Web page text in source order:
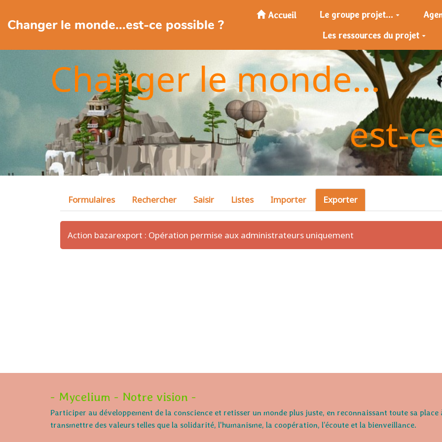
Changer le monde...est-ce possible ?
Accueil Le groupe projet...
Les ressources du projet
Changer le monde...
est-
Formulaires Rechercher Saisir Listes Importer Exporter
Action bazarexport : Opération permise aux administrateurs uniquement
- Mycelium - Notre vision -
Participer au développement de la conscience et retisser un monde plus juste, en reconnaissant toute sa
transmettre des valeurs telles que la solidarité, l'humanisme, la coopération, l’écoute et la bienveillance.